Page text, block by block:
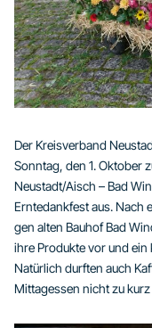
Der Kreisverband
Sonntag, den 1. Oktober
Neustadt/Aisch – Bad
Erntedankfest aus. Nach
gen alten Bauhof Bad
ihre Produkte vor und
Natürlich durften auch
Mittagessen nicht zu